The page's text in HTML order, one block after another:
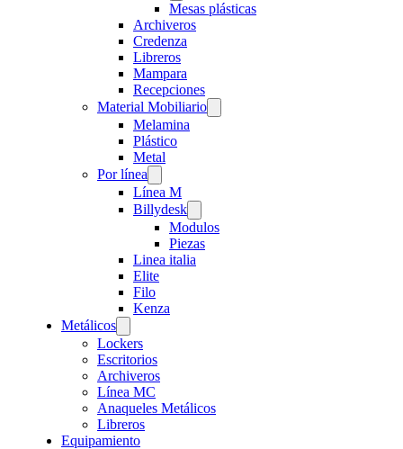
Mesas plásticas
Archiveros
Credenza
Libreros
Mampara
Recepciones
Material Mobiliario
Melamina
Plástico
Metal
Por línea
Línea M
Billydesk
Modulos
Piezas
Linea italia
Elite
Filo
Kenza
Metálicos
Lockers
Escritorios
Archiveros
Línea MC
Anaqueles Metálicos
Libreros
Equipamiento